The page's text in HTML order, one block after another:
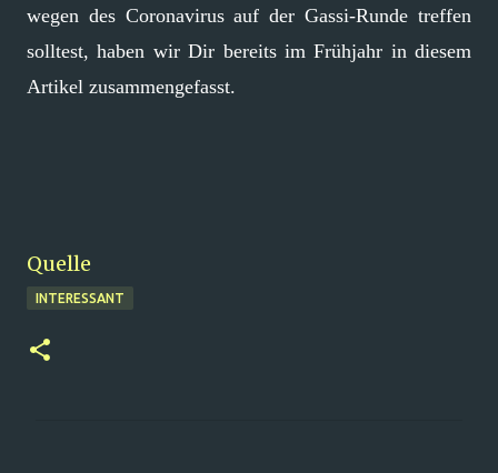
wegen des Coronavirus auf der Gassi-Runde treffen
solltest, haben wir Dir bereits im Frühjahr in diesem
Artikel zusammengefasst.
Quelle
INTERESSANT